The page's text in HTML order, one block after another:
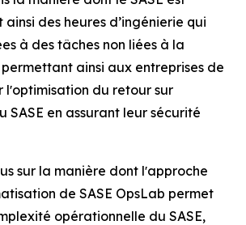
des heures d’ingénierie qui
à des tâches non liées à la
ainsi aux entreprises de
lʼoptimisation du retour sur
SASE en assurant leur sécurité
sur la manière dont lʼapproche
de SASE OpsLab permet
opérationnelle du SASE,